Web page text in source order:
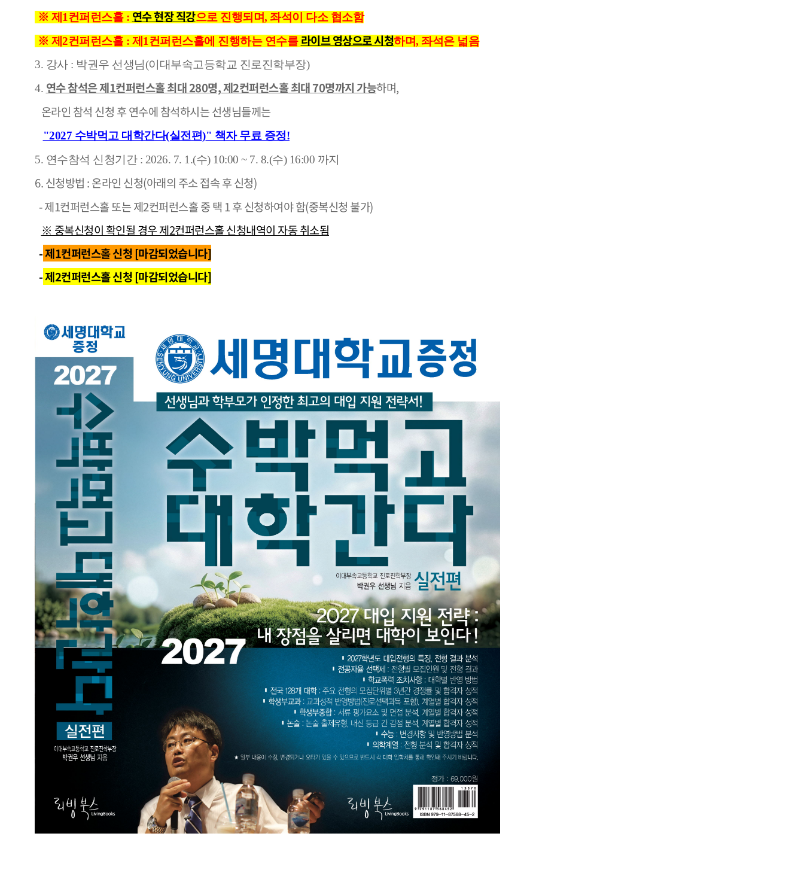
※ 제1컨퍼런스홀 : 연수 현장 직강으로 진행되며, 좌석이 다소 협소함
※ 제 2컨퍼 런스홀 : 제1컨퍼런스홀에 진행하는 연수를라이브 영상으로 시청하며, 좌석은 넓음
3. 강사 : 박권우 선생님(이대부속고등학교 진로진학부장)
4. 연수 참석은 제1컨퍼런스홀 최대 280명, 제2컨퍼런스홀 최대 70명까지 가능하며,
온라인 참석 신청 후 연수에 참석하시는 선생님들께는
"2027 수박먹고 대학간다(실전편)" 책자 무료 증정!
5. 연수참석 신청기간 : 2026. 7. 1.(수) 10:00 ~ 7. 8.(수) 16:00 까지
6. 신청방법 : 온라인 신청(아래의 주소 접속 후 신청)
- 제1컨퍼런스홀 또는 제2컨퍼런스홀 중 택 1 후 신청하여야 함(중복신청 불가)
※ 중복신청이 확인될 경우 제2컨퍼런스홀 신청내역이 자동 취소됨
-제1컨퍼런스홀 신청[마감되었습니다]
-제2컨퍼런스홀 신청[마감되었습니다]